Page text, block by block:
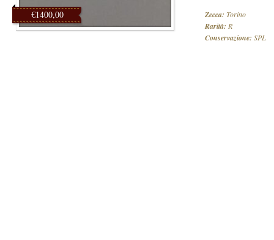
€1400,00
Zecca: Torino
Rarità: R
Conservazione: SPL